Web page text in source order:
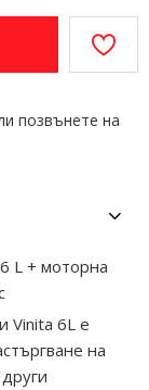
позвънете на
L + моторна
Vinita 6L е
на